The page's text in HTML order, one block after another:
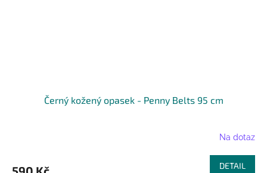
Černý kožený opasek - Penny Belts 95 cm
Na dotaz
DETAIL